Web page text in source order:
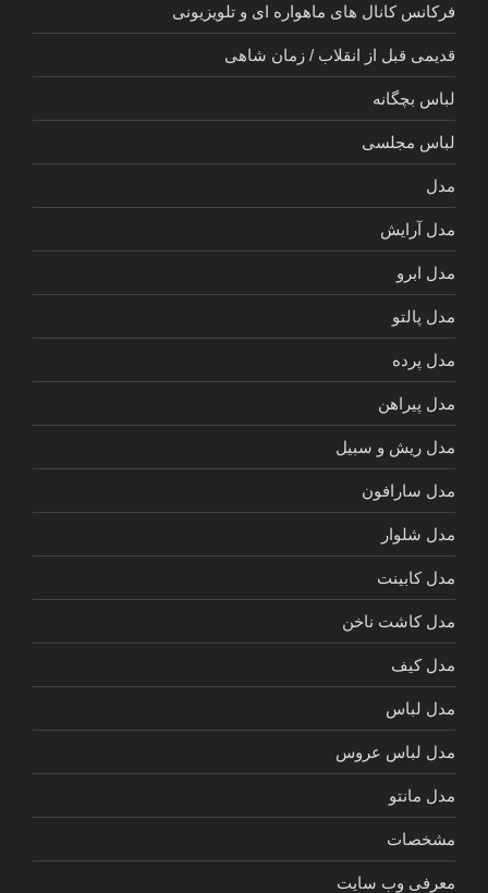
فرکانس کانال های ماهواره ای و تلویزیونی
قدیمی قبل از انقلاب / زمان شاهی
لباس بچگانه
لباس مجلسی
مدل
مدل آرایش
مدل ابرو
مدل پالتو
مدل پرده
مدل پیراهن
مدل ریش و سبیل
مدل سارافون
مدل شلوار
مدل کابینت
مدل کاشت ناخن
مدل کیف
مدل لباس
مدل لباس عروس
مدل مانتو
مشخصات
معرفی وب سایت